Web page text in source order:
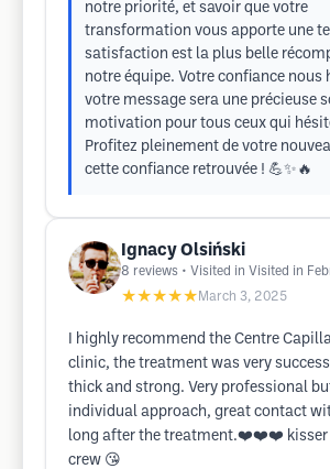
notre priorité, et savoir que votre
transformation vous apporte une
satisfaction est la plus belle
notre équipe. Votre confiance nous
votre message sera une précieuse
motivation pour tous ceux qui
Profitez pleinement de votre
cette confiance retrouvée ! 💪✨🔥
Ignacy Olsiński
8 reviews • Visited in Visited in
★★★★★ March 3, 2025
I highly recommend the Centre
clinic, the treatment was very
thick and strong. Very professional
individual approach, great contact
long after the treatment.❤️❤️❤️ kisser
crew 😘